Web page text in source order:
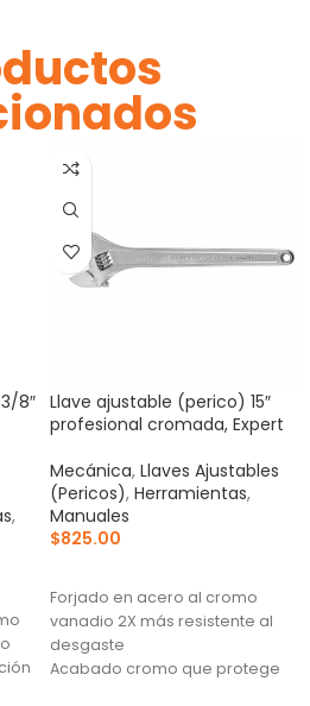
8″
,
Llave ajustable (perico) 15″
profesional cromada, Expert
Mecánica, Llaves Ajustables
(Pericos), Herramientas,
Manuales
$825.00
Forjado en acero al cromo
vanadio 2X más resistente al
desgaste
Acabado cromo que protege